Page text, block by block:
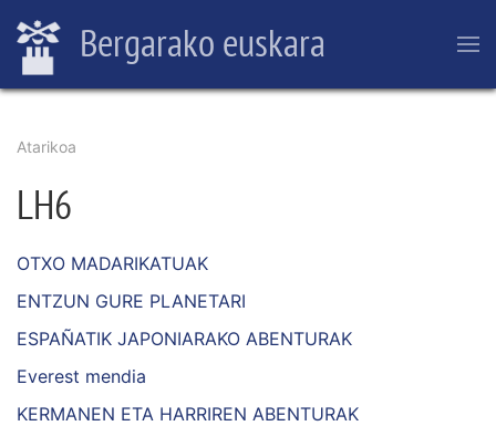
to
content
Bergarako euskara
Breadcrumb
Atarikoa
LH6
OTXO MADARIKATUAK
ENTZUN GURE PLANETARI
ESPAÑATIK JAPONIARAKO ABENTURAK
Everest mendia
KERMANEN ETA HARRIREN ABENTURAK